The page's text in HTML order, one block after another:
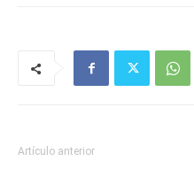
Artículo anterior